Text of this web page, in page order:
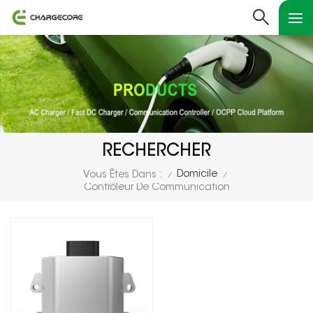
RECHERCHER
Vous Êtes Dans : / Domicile /
Contrôleur De Communication